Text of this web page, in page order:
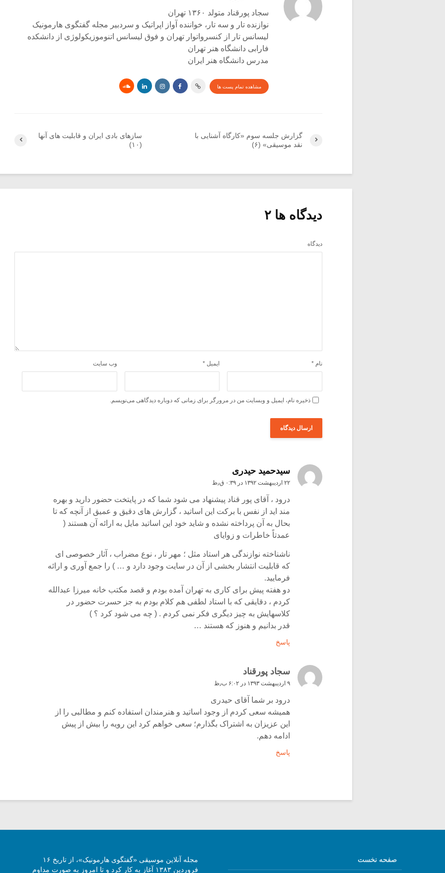
سجاد پورقناد متولد ۱۳۶۰ تهران
نوازنده تار و سه تار، خواننده آواز اپراتیک و سردبیر مجله گفتگوی هارمونیک
لیسانس تار از کنسرواتوار تهران و فوق لیسانس اتنوموزیکولوژی از دانشکده
فارابی دانشگاه هنر تهران
مدرس دانشگاه هنر ایران
مشاهده تمام پست ها
سازهای بادی ایران و قابلیت های آنها
(۱۰)
گزارش جلسه سوم «کارگاه آشنایی با
نقد موسیقی» (۶)
دیدگاه ها ۲
دیدگاه
نام * ایمیل * وب‌ سایت
ذخیره نام، ایمیل و وبسایت من در مرورگر برای زمانی که دوباره دیدگاهی می‌نویسم.
سیدحمید حیدری
۲۲ اردیبهشت ۱۳۹۲ در ۰:۳۹ ق٫ظ
درود ، آقای پور قناد پیشنهاد می شود شما که در پایتخت حضور دارید و بهره
مند اید از نفس با برکت این اساتید ، گزارش های دقیق و عمیق از آنچه که تا
بحال به آن پرداخته نشده و شاید خود این اساتید مایل به ارائه آن هستند (
عمدتاً خاطرات و زوایای
ناشناخته نوازندگی هر استاد مثل ؛ مهر تار ، نوع مضراب ، آثار خصوصی ای
که قابلیت انتشار بخشی از آن در سایت وجود دارد و … ) را جمع آوری و ارائه
فرمایید.
دو هفته پیش برای کاری به تهران آمده بودم و قصد مکتب خانه میرزا عبدالله
کردم ، دقایقی که با استاد لطفی هم کلام بودم به جز حسرت حضور در
کلاسهایش به چیز دیگری فکر نمی کردم . ( چه می شود کرد ؟ )
قدر بدانیم و هنوز که هستند …
پاسخ
سجاد پورقناد
۹ اردیبهشت ۱۳۹۳ در ۶:۰۲ ب٫ظ
درود بر شما آقای حیدری
همیشه سعی کردم از وجود اساتید و هنرمندان استفاده کنم و مطالبی را از
این عزیزان به اشتراک بگذارم؛ سعی خواهم کرد این رویه را بیش از پیش
ادامه دهم.
پاسخ
صفحه نخست
مجله آنلاین موسیقی «گفتگوی هارمونیک»، از تاریخ ۱۶
فروردین ۱۳۸۳ آغاز به کار کرد و تا امروز به صورت مداوم